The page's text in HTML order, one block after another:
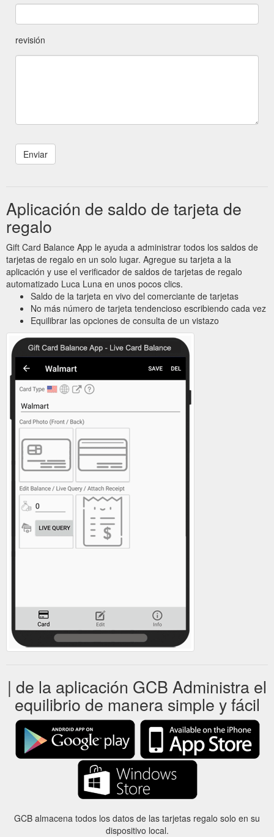
revisión
Aplicación de saldo de tarjeta de
regalo
Gift Card Balance App le ayuda a administrar todos los saldos de
tarjetas de regalo en un solo lugar. Agregue su tarjeta a la
aplicación y use el verificador de saldos de tarjetas de regalo
automatizado Luca Luna en unos pocos clics.
Saldo de la tarjeta en vivo del comerciante de tarjetas
No más número de tarjeta tendencioso escribiendo cada vez
Equilibrar las opciones de consulta de un vistazo
| de la aplicación GCB Administra el
equilibrio de manera simple y fácil
GCB almacena todos los datos de las tarjetas regalo solo en su
dispositivo local.